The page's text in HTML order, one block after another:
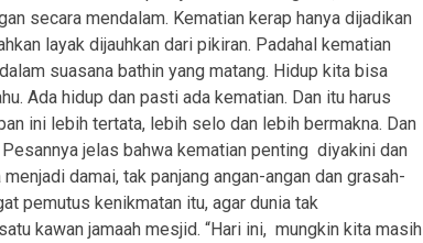
secara mendalam. Kematian kerap hanya dijadikan
layak dijauhkan dari pikiran. Padahal kematian
suasana bathin yang matang. Hidup kita bisa
Ada hidup dan pasti ada kematian. Dan itu harus
ini lebih tertata, lebih selo dan lebih bermakna. Dan
jelas bahwa kematian penting diyakini dan
damai, tak panjang angan-angan dan grasah-
pemutus kenikmatan itu, agar dunia tak
kawan jamaah mesjid. “Hari ini, mungkin kita masih